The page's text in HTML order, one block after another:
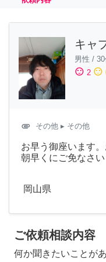
キャ
男性 /
sentiment_satisfied 2 sentiment_neutral
attachment その他 ▸ その他
お早う御座います
朝早くにご免なさい
岡山県
ご依頼相談内容
何か聞きたいことが